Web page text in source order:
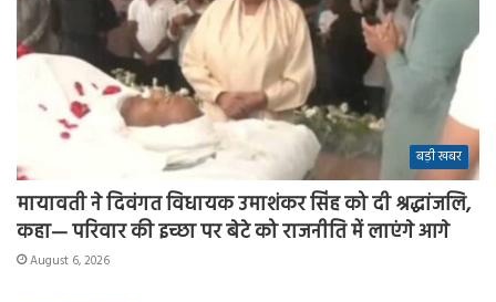
बड़ी खबर
मायावती ने दिवंगत विधायक उमाशंकर सिंह को दी श्रद्धांजलि,
कहा— परिवार की इच्छा पर बेटे को राजनीति में लाएंगे आगे
August 6, 2026